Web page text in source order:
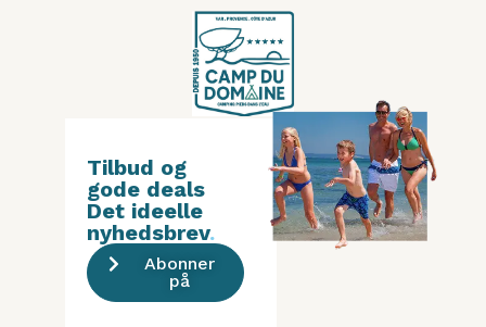
Tilbud og
gode deals
Det ideelle
nyhedsbrev.
Abonner
på